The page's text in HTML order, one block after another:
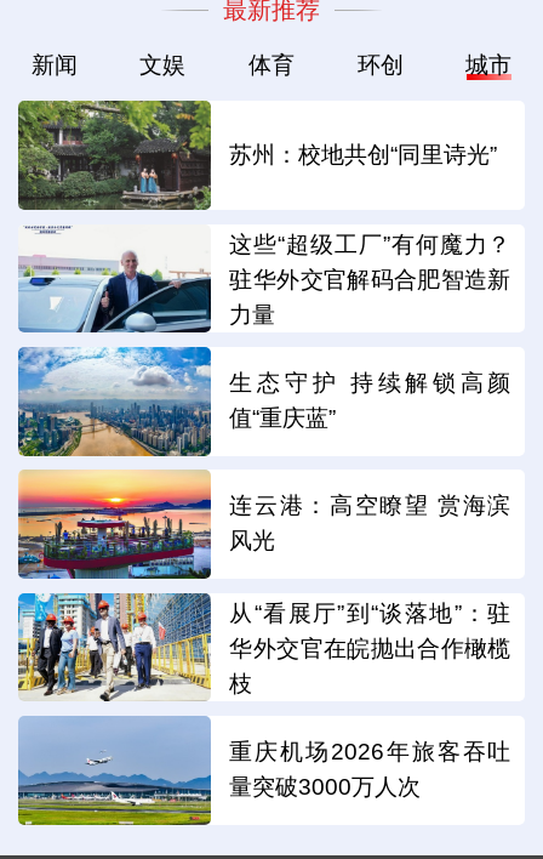
最新推荐
新闻 文娱 体育 环创 城市
苏州：校地共创“同里诗光”
这些“超级工厂”有何魔力？
驻华外交官解码合肥智造新
力量
生态守护 持续解锁高颜
值“重庆蓝”
连云港：高空瞭望 赏海滨
风光
从“看展厅”到“谈落地”：驻
华外交官在皖抛出合作橄榄
枝
重庆机场2026年旅客吞吐
量突破3000万人次